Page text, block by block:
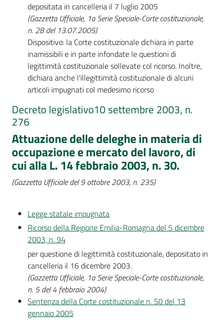
depositata in cancelleria il 7 luglio 2005
(Gazzetta Ufficiale, 1a Serie Speciale-Corte costituzionale,
n. 28 del 13.07.2005)
Dispositivo: la Corte costituzionale dichiara in parte
inamissibili e in parte infondate le questioni di
legittimità costituzionale sollevate col ricorso. Inoltre,
dichiara anche l'illegittimità costituzionale di alcuni
articoli impugnati col medesimo ricorso
Decreto legislativo10 settembre 2003, n.
276
Attuazione delle deleghe in materia di
occupazione e mercato del lavoro, di
cui alla L. 14 febbraio 2003, n. 30.
(Gazzetta Ufficiale del 9 ottobre 2003, n. 235)
Legge statale impugnata
Ricorso della Regione Emilia-Romagna del 5 dicembre
2003, n. 94
per questione di legittimità costituzionale, depositato in
cancelleria il 16 dicembre 2003.
(Gazzetta Ufficiale, 1a Serie Speciale-Corte costituzionale,
n. 5 del 4 febbraio 2004)
Sentenza della Corte costituzionale n. 50 del 13
gennaio 2005